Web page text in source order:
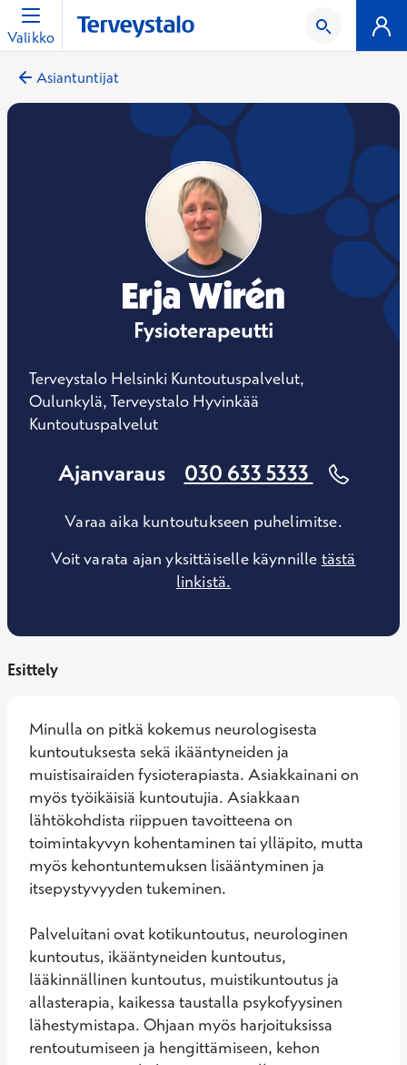
Valikko
Asiantuntijat
Erja Wirén
Fysioterapeutti
Terveystalo Helsinki Kuntoutuspalvelut,
Oulunkylä, Terveystalo Hyvinkää
Kuntoutuspalvelut
Ajanvaraus 030 633 5333
Varaa aika kuntoutukseen puhelimitse.
Voit varata ajan yksittäiselle käynnille tästä
linkistä.
Esittely
Minulla on pitkä kokemus neurologisesta
kuntoutuksesta sekä ikääntyneiden ja
muistisairaiden fysioterapiasta. Asiakkainani on
myös työikäisiä kuntoutujia. Asiakkaan
lähtökohdista riippuen tavoitteena on
toimintakyvyn kohentaminen tai ylläpito, mutta
myös kehontuntemuksen lisääntyminen ja
itsepystyvyyden tukeminen.
Palveluitani ovat kotikuntoutus, neurologinen
kuntoutus, ikääntyneiden kuntoutus,
lääkinnällinen kuntoutus, muistikuntoutus ja
allasterapia, kaikessa taustalla psykofyysinen
lähestymistapa. Ohjaan myös harjoituksissa
rentoutumiseen ja hengittämiseen, kehon